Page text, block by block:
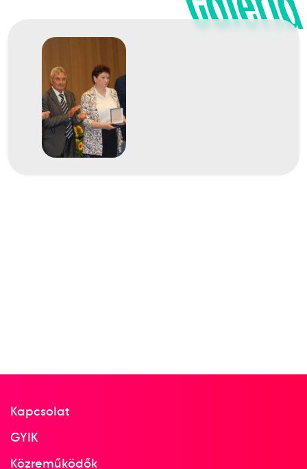
1986
1980
Kapcsolat
GYIK
Közreműködők